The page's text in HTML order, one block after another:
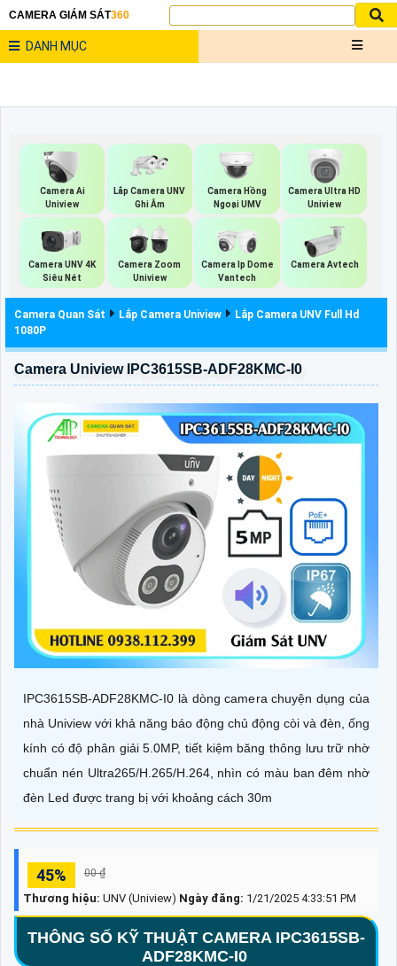
CAMERA GIÁM SÁT360
DANH MỤC
Camera Ai
Uniview
Lắp Camera UNV
Ghi Âm
Camera Hồng
Ngoại UMV
Camera Ultra HD
Uniview
Camera UNV 4K
Siêu Nét
Camera Zoom
Uniview
Camera Ip Dome
Vantech
Camera Avtech
Camera Quan Sát Lắp Camera Uniview
Lắp Camera UNV Full Hd
1080P
Camera Uniview IPC3615SB-ADF28KMC-I0
IPC3615SB-ADF28KMC-I0 là dòng camera chuyện dụng của
nhà Uniview với khả năng báo động chủ động còi và đèn, ống
kính có độ phân giải 5.0MP, tiết kiệm băng thông lưu trữ nhờ
chuẩn nén Ultra265/H.265/H.264, nhìn có màu ban đêm nhờ
đèn Led được trang bị với khoảng cách 30m
45% 00 ₫
Thương hiệu: UNV (Uniview) Ngày đăng: 1/21/2025 4:33:51 PM
THÔNG SỐ KỸ THUẬT CAMERA IPC3615SB-
ADF28KMC-I0